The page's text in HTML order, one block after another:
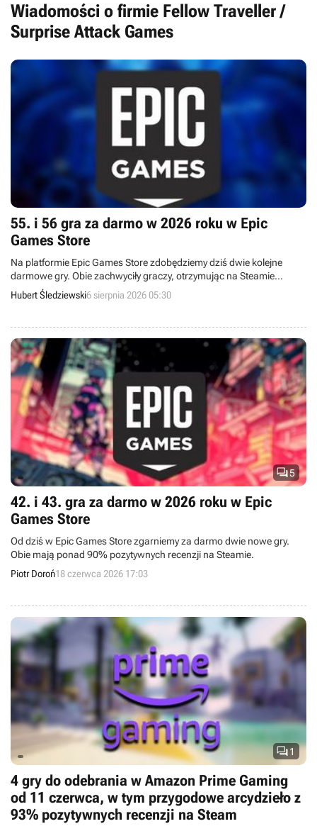
Wiadomości o firmie Fellow Traveller /
Surprise Attack Games
55. i 56 gra za darmo w 2026 roku w Epic
Games Store
Na platformie Epic Games Store zdobędziemy dziś dwie kolejne
darmowe gry. Obie zachwyciły graczy, otrzymując na Steamie
odpowiednio 97% i 88% pozytywnych recenzji.
Hubert Śledziewski6 sierpnia 2026 05:30
5
42. i 43. gra za darmo w 2026 roku w Epic
Games Store
Od dziś w Epic Games Store zgarniemy za darmo dwie nowe gry.
Obie mają ponad 90% pozytywnych recenzji na Steamie.
Piotr Doroń18 czerwca 2026 17:03
1
4 gry do odebrania w Amazon Prime Gaming
od 11 czerwca, w tym przygodowe arcydzieło z
93% pozytywnych recenzji na Steam